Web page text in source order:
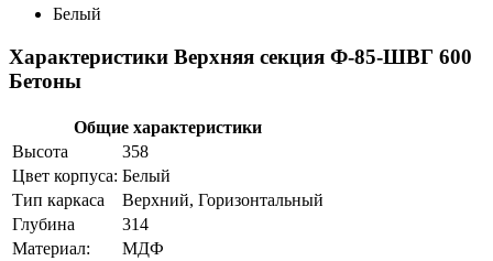
Белый
Характеристики Верхняя секция Ф-85-ШВГ 600
Бетоны
Общие характеристики
Высота
358
Цвет корпуса: Белый
Тип каркаса
Верхний, Горизонтальный
Глубина
314
Материал:
МДФ